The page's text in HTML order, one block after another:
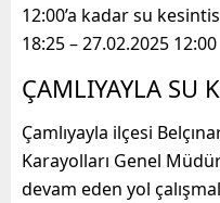
12:00’a kadar su
18:25 – 27.02.2025 12:00
ÇAMLIYAYLA SU
Çamlıyayla ilçesi
Karayolları Genel
devam eden yol